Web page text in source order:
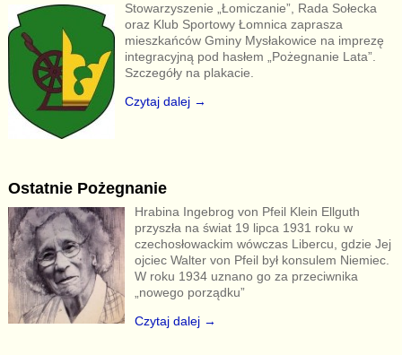
Stowarzyszenie „Łomiczanie”, Rada Sołecka
oraz Klub Sportowy Łomnica zaprasza
mieszkańców Gminy Mysłakowice na imprezę
integracyjną pod hasłem „Pożegnanie Lata”.
Szczegóły na plakacie.
Czytaj dalej →
Ostatnie Pożegnanie
Hrabina Ingebrog von Pfeil Klein Ellguth
przyszła na świat 19 lipca 1931 roku w
czechosłowackim wówczas Libercu, gdzie Jej
ojciec Walter von Pfeil był konsulem Niemiec.
W roku 1934 uznano go za przeciwnika
„nowego porządku”
Czytaj dalej →